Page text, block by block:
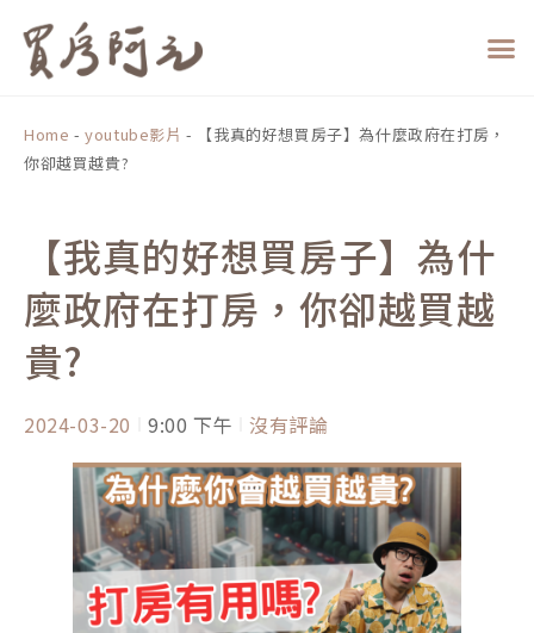
Home -youtube影片 -
【我真的好想買房子】為什麼政府在打房，
你卻越買越貴?
【我真的好想買房子】為什
麼政府在打房，你卻越買越
貴?
2024-03-20 9:00 下午 沒有評論